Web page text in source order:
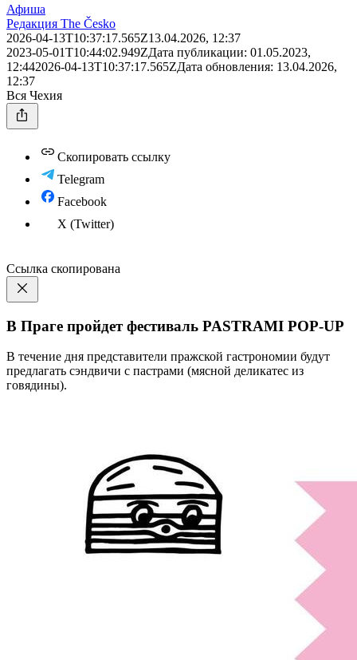
Афиша
Редакция The Česko
2026-04-13T10:37:17.565Z13.04.2026, 12:37
2023-05-01T10:44:02.949ZДата публикации: 01.05.2023,
12:442026-04-13T10:37:17.565ZДата обновления: 13.04.2026,
12:37
Вся Чехия
Скопировать ссылку
Telegram
Facebook
X (Twitter)
Ссылка скопирована
В Праге пройдет фестиваль PASTRAMI POP-UP
В течение дня представители пражской гастрономии будут
предлагать сэндвичи с пастрами (мясной деликатес из
говядины).